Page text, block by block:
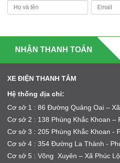
NHẬN THANH TOÁN
XE ĐIỆN THANH TÂM
Hệ thống địa chỉ:
Cơ sở 1 : 86 Đường Quảng Oai –
Cơ sở 2 : 138 Phùng Khắc Khoan –
Cơ sở 3 : 205 Phùng Khắc Khoan -
Cơ sở 4 : 354 Đường La Thành -
Cơ sở 5 : Võng Xuyên – Xã Phúc